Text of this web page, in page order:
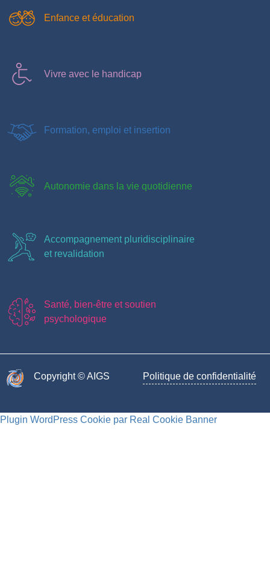
Enfance et éducation
Vivre avec le handicap
Formation, emploi et insertion
Autonomie dans la vie quotidienne
Accompagnement pluridisciplinaire
et revalidation
Santé, bien-être et soutien
psychologique
Copyright © AIGS​ Politique de confidentialité
Plugin WordPress Cookie par Real Cookie Banner